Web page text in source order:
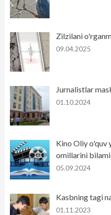
Zilzilani
09.04.2025
Jurnalistlar
01.10.2024
Kino Oliy o'quv
omillarini
05.09.2024
Kasbning tagi
01.11.2023